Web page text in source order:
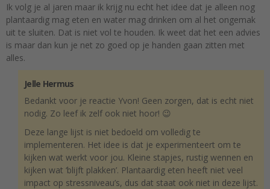
Ik volg je al jaren maar ik krijg nu echt het idee dat je alleen nog
plantaardig mag eten en water mag drinken om al het ongemak
uit te sluiten. Dat is niet vol te houden. Ik weet dat het een advies
is maar dan kun je net zo goed op je handen gaan zitten met
alles.
Jelle Hermus
Bedankt voor je reactie Yvon! Geen zorgen, dat is echt niet
nodig. Zo leef ik zelf ook niet hoor! 😉
Deze lange lijst is niet bedoeld om volledig te
implementeren. Het idee is dat je experimenteert om te
kijken wat werkt voor jou. Kleine stapjes, rustig wennen en
kijken wat ‘blijft plakken’. Plantaardig eten heeft niet veel
impact op stressniveau’s, dus dat staat ook niet in deze lijst.